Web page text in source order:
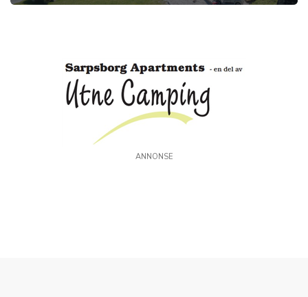
ANNONSE